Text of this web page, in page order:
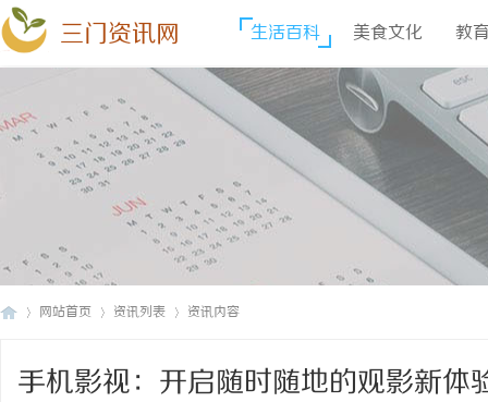
三门资讯网 生活百科 美食文化 教
网站首页 资讯列表 资讯内容
手机影视：开启随时随地的观影新体